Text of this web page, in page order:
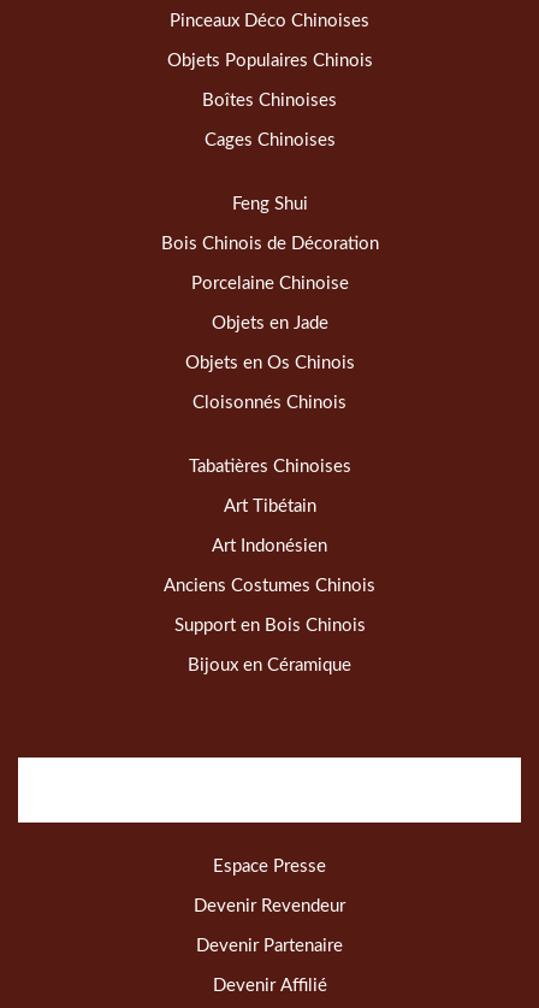
Pinceaux Déco Chinoises
Objets Populaires Chinois
Boîtes Chinoises
Cages Chinoises
Feng Shui
Bois Chinois de Décoration
Porcelaine Chinoise
Objets en Jade
Objets en Os Chinois
Cloisonnés Chinois
Tabatières Chinoises
Art Tibétain
Art Indonésien
Anciens Costumes Chinois
Support en Bois Chinois
Bijoux en Céramique
Espace Presse
Devenir Revendeur
Devenir Partenaire
Devenir Affilié